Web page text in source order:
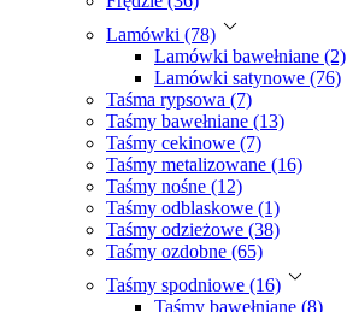
Lamówki (78)
Lamówki bawełniane (2)
Lamówki satynowe (76)
Taśma rypsowa (7)
Taśmy bawełniane (13)
Taśmy cekinowe (7)
Taśmy metalizowane (16)
Taśmy nośne (12)
Taśmy odblaskowe (1)
Taśmy odzieżowe (38)
Taśmy ozdobne (65)
Taśmy spodniowe (16)
Taśmy bawełniane (8)